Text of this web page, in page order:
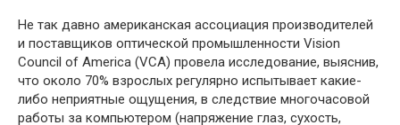
Не так давно американская ассоциация производителей
и поставщиков оптической промышленности Vision
Council of America (VCA) провела исследование, выяснив,
что около 70% взрослых регулярно испытывает какие-
либо неприятные ощущения, в следствие многочасовой
работы за компьютером (напряжение глаз, сухость,